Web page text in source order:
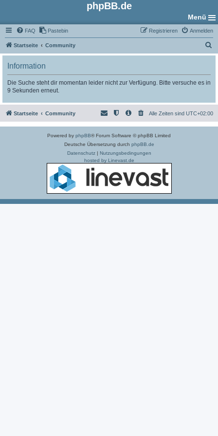
phpBB.de
Menü
FAQ Pastebin Anmelden
Registrieren
Startseite Community
u
Information
Die Suche steht dir momentan leider nicht zur Verfügung. Bitte versuche es in
9 Sekunden erneut.
Startseite Community Alle Zeiten sind UTC+02:00
Powered by phpBB® Forum Software © phpBB Limited
Deutsche Übersetzung durch phpBB.de
Datenschutz| Nutzungsbedingungen
hosted by Linevast.de